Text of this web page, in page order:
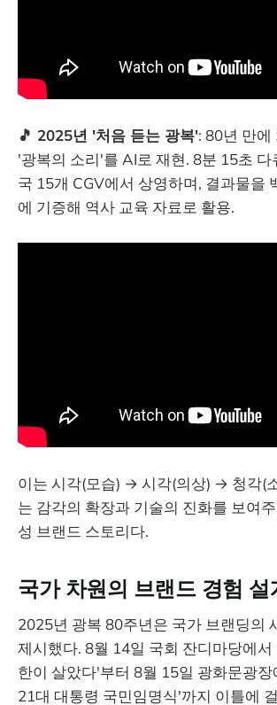
🎵 2025년 '처음 듣는 광복': 80년 만에
'광복의 소리'를 AI로 재현. 8분 15초 다
국 15개 CGV에서 상영하며, 결과물을
에 기증해 역사 교육 자료로 활용.
이는 시각(모습) → 시각(의상) → 청각(
는 감각의 확장과 기술의 진화를 보여
성 브랜드 스토리다.
국가 차원의 브랜드 경험 설
2025년 광복 80주년은 국가 브랜딩의
제시했다. 8월 14일 국회 잔디마당에서
한이 살았다'부터 8월 15일 광화문광장
21대 대통령 국민임명식'까지 이틀에